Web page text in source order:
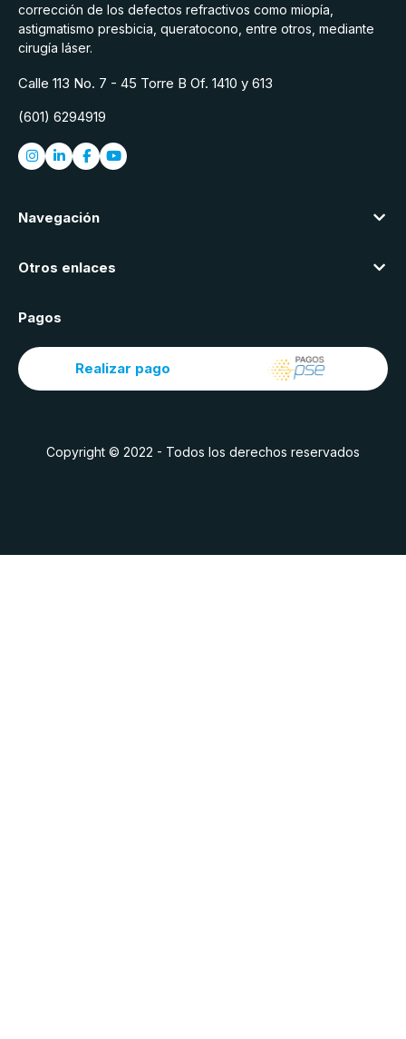
corrección de los defectos refractivos como miopía,
astigmatismo presbicia, queratocono, entre otros, mediante
cirugía láser.
Calle 113 No. 7 - 45 Torre B Of. 1410 y 613
(601) 6294919
Navegación
Otros enlaces
Pagos
Realizar pago
Copyright © 2022 - Todos los derechos reservados